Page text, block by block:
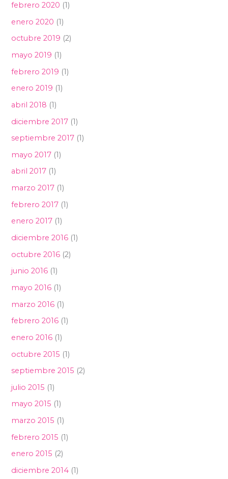
febrero 2020 (1)
enero 2020 (1)
octubre 2019 (2)
mayo 2019 (1)
febrero 2019 (1)
enero 2019 (1)
abril 2018 (1)
diciembre 2017 (1)
septiembre 2017 (1)
mayo 2017 (1)
abril 2017 (1)
marzo 2017 (1)
febrero 2017 (1)
enero 2017 (1)
diciembre 2016 (1)
octubre 2016 (2)
junio 2016 (1)
mayo 2016 (1)
marzo 2016 (1)
febrero 2016 (1)
enero 2016 (1)
octubre 2015 (1)
septiembre 2015 (2)
julio 2015 (1)
mayo 2015 (1)
marzo 2015 (1)
febrero 2015 (1)
enero 2015 (2)
diciembre 2014 (1)